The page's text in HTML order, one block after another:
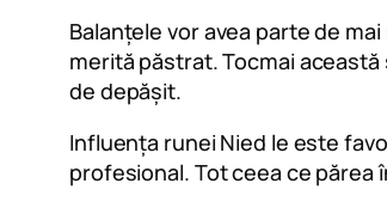
Balanțele vor avea parte de
merită păstrat. Tocmai
de depășit.
Influența runei Nied le este
profesional. Tot ceea ce